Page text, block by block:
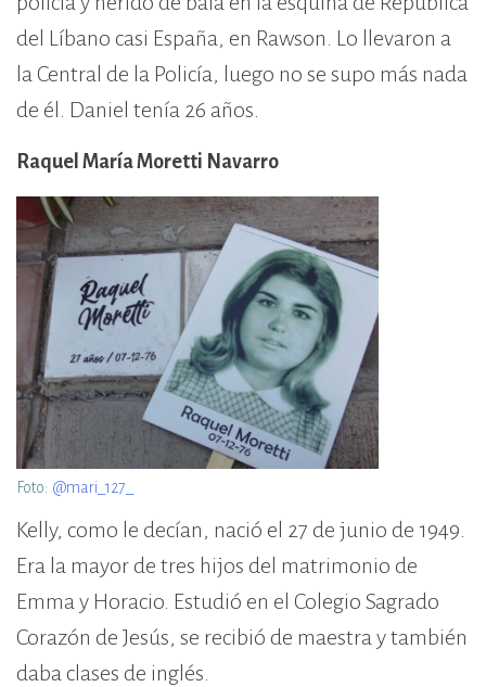
del Líbano casi España, en Rawson. Lo llevaron a
la Central de la Policía, luego no se supo más nada
de él. Daniel tenía 26 años.
Raquel María Moretti Navarro
Foto: @mari_127_
Kelly, como le decían, nació el 27 de junio de 1949.
Era la mayor de tres hijos del matrimonio de
Emma y Horacio. Estudió en el Colegio Sagrado
Corazón de Jesús, se recibió de maestra y también
daba clases de inglés.